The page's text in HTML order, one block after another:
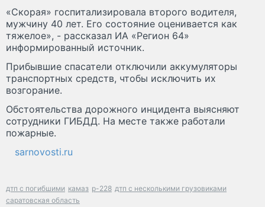
«Скорая» госпитализировала второго водителя,
мужчину 40 лет. Его состояние оценивается как
тяжелое», - рассказал ИА «Регион 64»
информированный источник.
Прибывшие спасатели отключили аккумуляторы
транспортных средств, чтобы исключить их
возгорание.
Обстоятельства дорожного инцидента выясняют
сотрудники ГИБДД. На месте также работали
пожарные.
sarnovosti.ru
дтп с погибшими камаз р-228 дтп с несколькими грузовиками
саратовская область